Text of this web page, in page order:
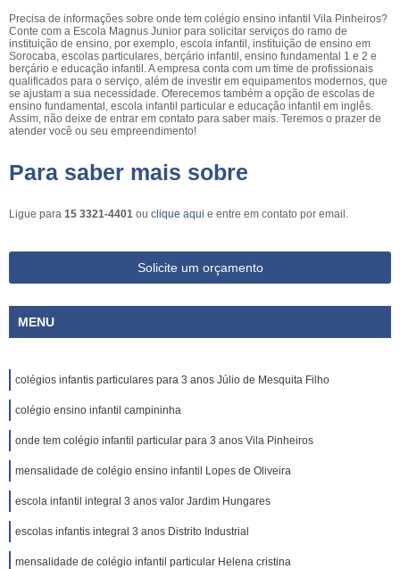
Precisa de informações sobre onde tem colégio ensino infantil Vila Pinheiros?
Conte com a Escola Magnus Junior para solicitar serviços do ramo de
instituição de ensino, por exemplo, escola infantil, instituição de ensino em
Sorocaba, escolas particulares, berçário infantil, ensino fundamental 1 e 2 e
berçário e educação infantil. A empresa conta com um time de profissionais
qualificados para o serviço, além de investir em equipamentos modernos, que
se ajustam a sua necessidade. Oferecemos também a opção de escolas de
ensino fundamental, escola infantil particular e educação infantil em inglês.
Assim, não deixe de entrar em contato para saber mais. Teremos o prazer de
atender você ou seu empreendimento!
Para saber mais sobre
Ligue para 15 3321-4401 ou clique aqui e entre em contato por email.
Solicite um orçamento
MENU
colégios infantis particulares para 3 anos Júlio de Mesquita Filho
colégio ensino infantil campininha
onde tem colégio infantil particular para 3 anos Vila Pinheiros
mensalidade de colégio ensino infantil Lopes de Oliveira
escola infantil integral 3 anos valor Jardim Hungares
escolas infantis integral 3 anos Distrito Industrial
mensalidade de colégio infantil particular Helena cristina